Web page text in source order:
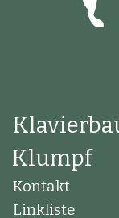
Klumpf
Kontakt
Linkliste